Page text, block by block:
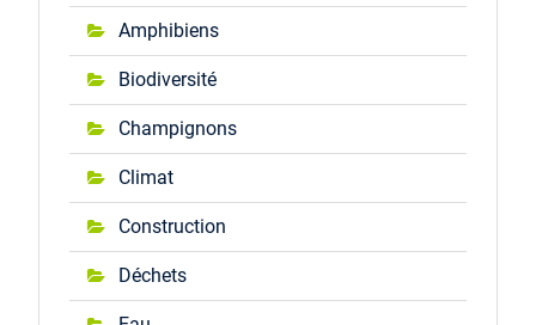
Amphibiens
Biodiversité
Champignons
Climat
Construction
Déchets